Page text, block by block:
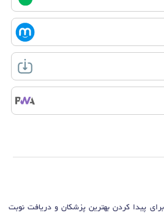
پیدا کردن بهترین پزشکان و دریافت نوبت